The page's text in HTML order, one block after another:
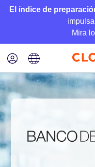
El índice de
Mira